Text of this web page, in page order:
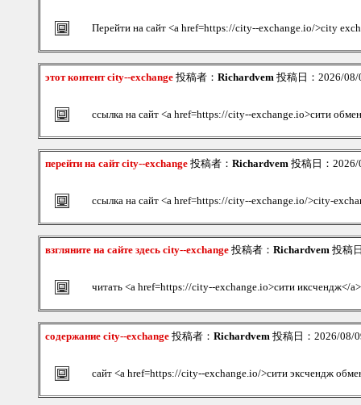
Перейти на сайт <a href=https://city--exchange.io/>city
этот контент city--exchange 投稿者： Richardvem 投稿日：2026/
ссылка на сайт <a href=https://city--exchange.io>сити
перейти на сайт city--exchange 投稿者： Richardvem 投稿日：
ссылка на сайт <a href=https://city--exchange.io/>city-
взгляните на сайте здесь city--exchange 投稿者： Richardvem 投稿
читать <a href=https://city--exchange.io>сити иксчендж</a>
содержание city--exchange 投稿者： Richardvem 投稿日：2026/08/
сайт <a href=https://city--exchange.io/>сити эксчендж